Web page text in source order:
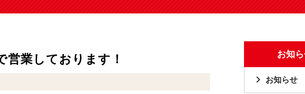
営業しております！ お知
お知らせ